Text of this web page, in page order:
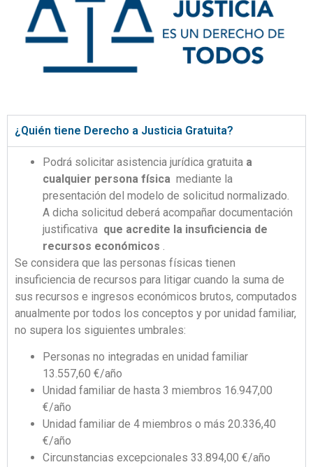
¿Quién tiene Derecho a Justicia Gratuita?
Podrá solicitar asistencia jurídica gratuita a
cualquier persona física mediante la
presentación del modelo de solicitud normalizado.
A dicha solicitud deberá acompañar documentación
justificativa que acredite la insuficiencia de
recursos económicos
Se considera que las personas físicas tienen
insuficiencia de recursos para litigar cuando la suma de
sus recursos e ingresos económicos brutos, computados
anualmente por todos los conceptos y por unidad familiar,
no supera los siguientes umbrales:
Personas no integradas en unidad familiar
13.557,60 €/año
Unidad familiar de hasta 3 miembros 16.947,00
€/año
Unidad familiar de 4 miembros o más 20.336,40
€/año
Circunstancias excepcionales 33.894,00 €/año